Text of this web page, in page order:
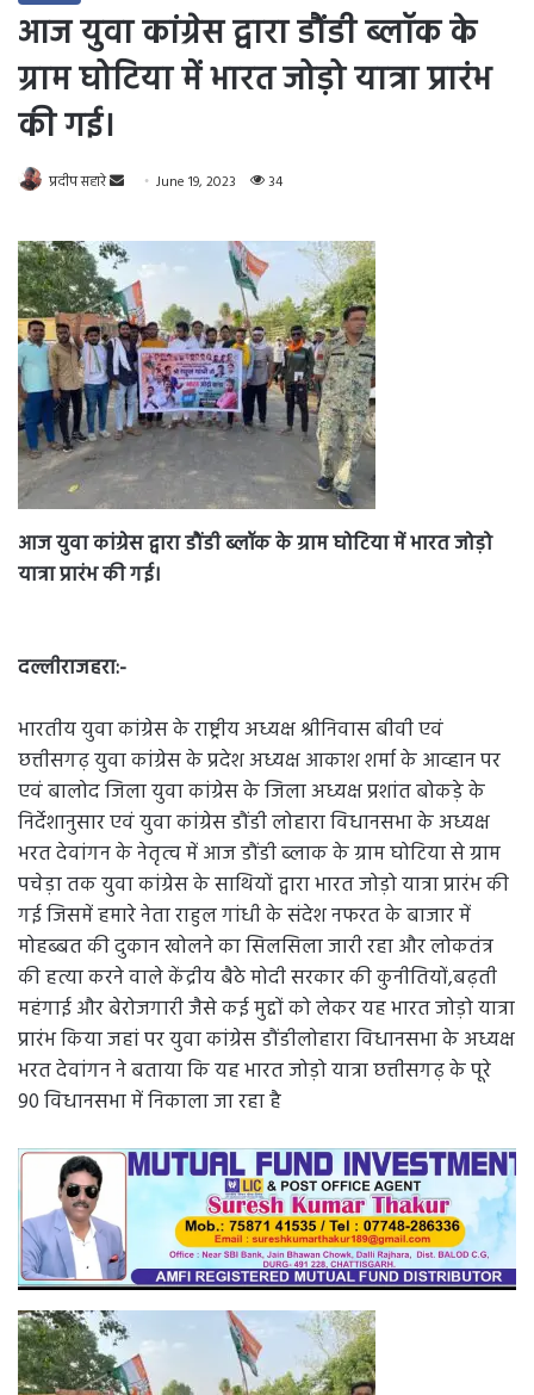
आज युवा कांग्रेस द्वारा डौंडी ब्लॉक के
ग्राम घोटिया में भारत जोड़ो यात्रा प्रारंभ
की गई।
प्रदीप सहारे
Send
email
June 19, 2023 34
आज युवा कांग्रेस द्वारा डौंडी ब्लॉक के ग्राम घोटिया में भारत जोड़ो
यात्रा प्रारंभ की गई।
दल्लीराजहरा:-
भारतीय युवा कांग्रेस के राष्ट्रीय अध्यक्ष श्रीनिवास बीवी एवं
छत्तीसगढ़ युवा कांग्रेस के प्रदेश अध्यक्ष आकाश शर्मा के आव्हान पर
एवं बालोद जिला युवा कांग्रेस के जिला अध्यक्ष प्रशांत बोकड़े के
निर्देशानुसार एवं युवा कांग्रेस डौंडी लोहारा विधानसभा के अध्यक्ष
भरत देवांगन के नेतृत्व में आज डौंडी ब्लाक के ग्राम घोटिया से ग्राम
पचेड़ा तक युवा कांग्रेस के साथियों द्वारा भारत जोड़ो यात्रा प्रारंभ की
गई जिसमें हमारे नेता राहुल गांधी के संदेश नफरत के बाजार में
मोहब्बत की दुकान खोलने का सिलसिला जारी रहा और लोकतंत्र
की हत्या करने वाले केंद्रीय बैठे मोदी सरकार की कुनीतियों,बढ़ती
महंगाई और बेरोजगारी जैसे कई मुद्दों को लेकर यह भारत जोड़ो यात्रा
प्रारंभ किया जहां पर युवा कांग्रेस डौंडीलोहारा विधानसभा के अध्यक्ष
भरत देवांगन ने बताया कि यह भारत जोड़ो यात्रा छत्तीसगढ़ के पूरे
90 विधानसभा में निकाला जा रहा है